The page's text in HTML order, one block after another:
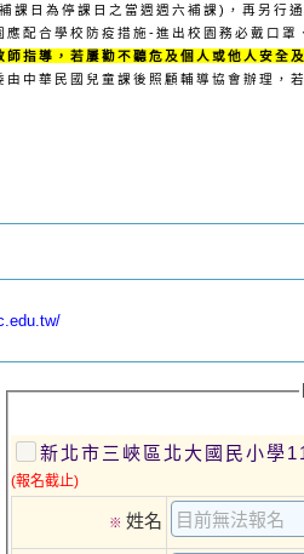
課日為停課 日之當週週六補課)，再另行
應配合學校防疫措施-進出校園務必戴口罩
師指導，若屢勸不聽危及個人或他人安全
由中華民國兒童課後照顧輔導協會辦理，
新北市三峽區北大國民小學
(報名截止)
※ 姓名